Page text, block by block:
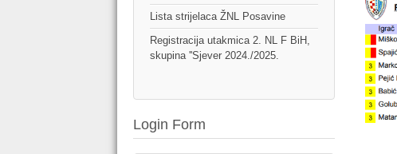
Lista strijelaca ŽNL Posavine
Registracija utakmica 2. NL F BiH,
skupina ''Sjever 2024./2025.
Login Form